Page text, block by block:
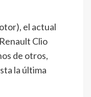
el actual
Clio
de otros,
la última